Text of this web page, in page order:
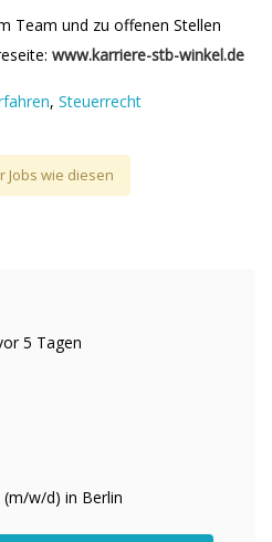
Team und zu offenen Stellen
www.karriere-stb-winkel.de
, Steuerrecht
Jobs wie diesen
5 Tagen
w/d) in Berlin